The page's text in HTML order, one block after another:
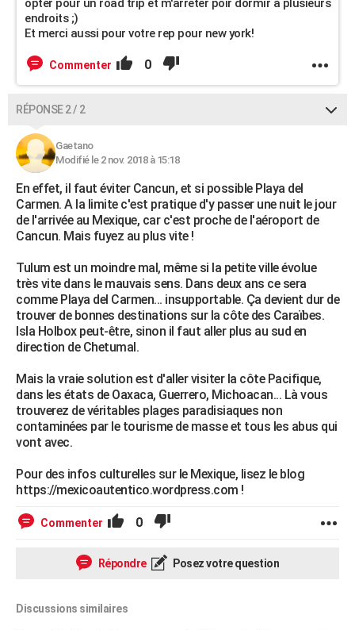
opter pour un road trip et m'arreter poir dormir à plusieurs
endroits ;)
Et merci aussi pour votre rep pour new york!
Commenter 0
RÉPONSE 2 / 2
Gaetano
Modifié le 2 nov. 2018 à 15:18
En effet, il faut éviter Cancun, et si possible Playa del
Carmen. A la limite c'est pratique d'y passer une nuit le jour
de l'arrivée au Mexique, car c'est proche de l'aéroport de
Cancun. Mais fuyez au plus vite !
Tulum est un moindre mal, même si la petite ville évolue
très vite dans le mauvais sens. Dans deux ans ce sera
comme Playa del Carmen... insupportable. Ça devient dur de
trouver de bonnes destinations sur la côte des Caraïbes.
Isla Holbox peut-être, sinon il faut aller plus au sud en
direction de Chetumal.
Mais la vraie solution est d'aller visiter la côte Pacifique,
dans les états de Oaxaca, Guerrero, Michoacan... Là vous
trouverez de véritables plages paradisiaques non
contaminées par le tourisme de masse et tous les abus qui
vont avec.
Pour des infos culturelles sur le Mexique, lisez le blog
https://mexicoautentico.wordpress.com !
Commenter 0
Répondre Posez votre question
Discussions similaires